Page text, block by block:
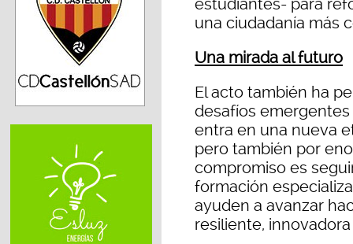
estudiantes- para
una ciudadanía más
Una mirada al futuro
El acto también ha
desafíos
entra en una nueva
pero también por
compromiso es
formación
ayuden a avanzar
resiliente,